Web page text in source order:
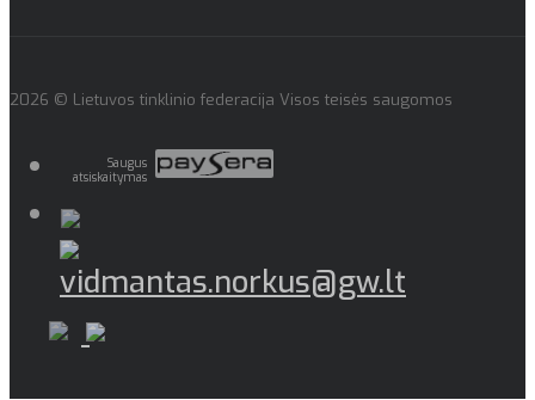
2026 © Lietuvos tinklinio federacija Visos teisės saugomos
Saugus
atsiskaitymas